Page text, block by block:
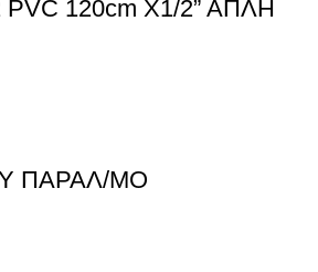
120cm Χ1/2” ΑΠΛΗ
ΠΑΡΑΛ/ΜΟ